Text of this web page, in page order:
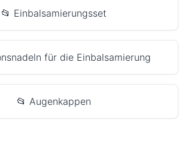
📂 Einbalsamierungsset
für die Einbalsamierung
📂 Augenkappen